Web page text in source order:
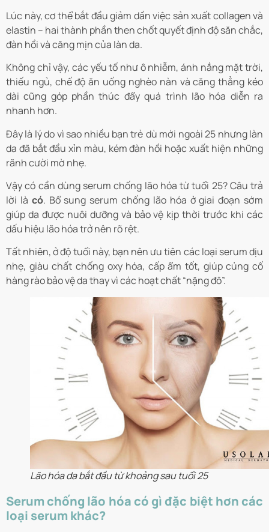
Lúc này, cơ thể bắt đầu giảm dần việc sản xuất collagen và
elastin – hai thành phần then chốt quyết định độ săn chắc,
đàn hồi và căng mịn của làn da.
Không chỉ vậy, các yếu tố như ô nhiễm, ánh nắng mặt trời,
thiếu ngủ, chế độ ăn uống nghèo nàn và căng thẳng kéo
dài cũng góp phần thúc đẩy quá trình lão hóa diễn ra
nhanh hơn.
Đây là lý do vì sao nhiều bạn trẻ dù mới ngoài 25 nhưng làn
da đã bắt đầu xỉn màu, kém đàn hồi hoặc xuất hiện những
rãnh cười mờ nhẹ.
Vậy có cần dùng serum chống lão hóa từ tuổi 25? Câu trả
lời là có. Bổ sung serum chống lão hóa ở giai đoạn sớm
giúp da được nuôi dưỡng và bảo vệ kịp thời trước khi các
dấu hiệu lão hóa trở nên rõ rệt.
Tất nhiên, ở độ tuổi này, bạn nên ưu tiên các loại serum dịu
nhẹ, giàu chất chống oxy hóa, cấp ẩm tốt, giúp củng cố
hàng rào bảo vệ da thay vì các hoạt chất “nặng đô”.
Lão hóa da bắt đầu từ khoảng sau tuổi 25
Serum chống lão hóa có gì đặc biệt hơn các
loại serum khác?